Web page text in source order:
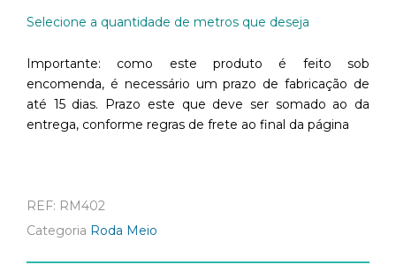
Selecione a quantidade de metros que deseja
Importante: como este produto é feito sob
encomenda, é necessário um prazo de fabricação de
até 15 dias. Prazo este que deve ser somado ao da
entrega, conforme regras de frete ao final da página
REF: RM402
Categoria Roda Meio